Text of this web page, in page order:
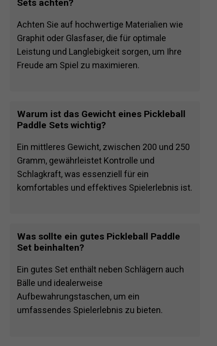
Sets achten?
Achten Sie auf hochwertige Materialien wie
Graphit oder Glasfaser, die für optimale
Leistung und Langlebigkeit sorgen, um Ihre
Freude am Spiel zu maximieren.
Warum ist das Gewicht eines Pickleball
Paddle Sets wichtig?
Ein mittleres Gewicht, zwischen 200 und 250
Gramm, gewährleistet Kontrolle und
Schlagkraft, was essenziell für ein
komfortables und effektives Spielerlebnis ist.
Was sollte ein gutes Pickleball Paddle
Set beinhalten?
Ein gutes Set enthält neben Schlägern auch
Bälle und idealerweise
Aufbewahrungstaschen, um ein
umfassendes Spielerlebnis zu bieten.